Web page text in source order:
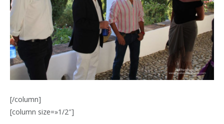
[/column]
[column size=»1/2″]